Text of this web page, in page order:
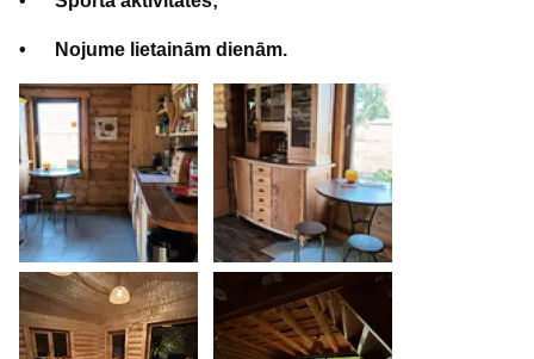
• Nojume lietainām dienām.